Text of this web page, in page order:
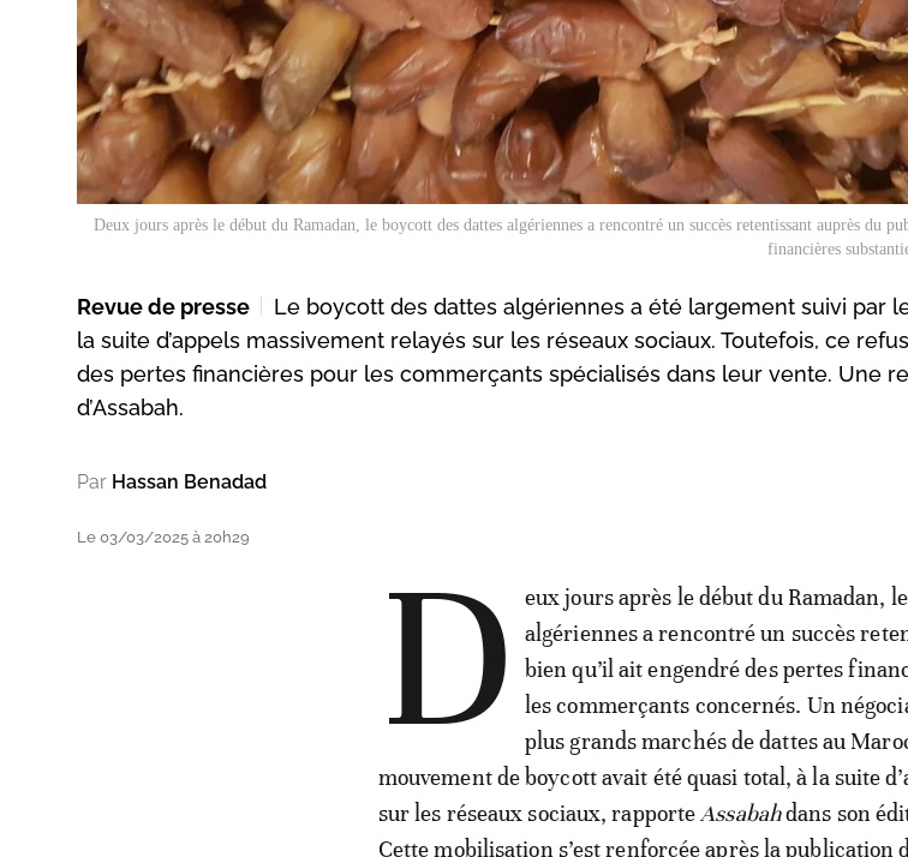
Deux jours après le début du Ramadan, le boycott des dattes algériennes a rencontré un succès retentissant auprès du
financières
Revue de presse
Le boycott des dattes algériennes a été largement suivi par
la suite d’appels massivement relayés sur les réseaux sociaux. Toutefois, ce
des pertes financières pour les commerçants spécialisés dans leur vente. Une
d’Assabah.
Par Hassan Benadad
Le 03/03/2025 à 20h29 D
eux jours après le début du Ramadan,
algériennes a rencontré un succès
bien qu’il ait engendré des pertes
les commerçants concernés. Un
plus grands marchés de dattes au
mouvement de boycott avait été quasi total, à la suite
sur les réseaux sociaux, rapporte Assabahdans son
Cette mobilisation s’est renforcée après la publication